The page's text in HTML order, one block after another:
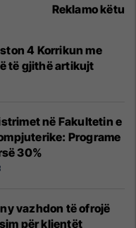
Reklamo këtu
4 Korrikun me
të gjithë artikujt
në Fakultetin e
Programe
30%
vazhdon të ofrojë
për klientët